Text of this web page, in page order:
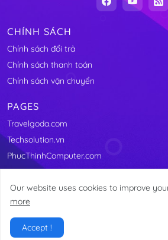
CHÍNH SÁCH
Chính sách đổi trả
Chính sách thanh toán
Chính sách vận chuyển
PAGES
Travelgoda.com
Techsolution.vn
PhucThinhComputer.com
Our website uses cookies to improve
more
Accept !